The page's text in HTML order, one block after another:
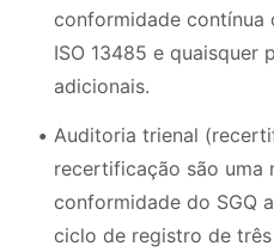
conformidade contínua
ISO 13485 e quaisquer
adicionais.
Auditoria trienal
recertificação são uma
conformidade do SGQ
ciclo de registro de